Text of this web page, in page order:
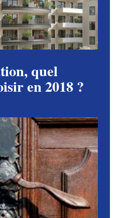
quel
en 2018 ?